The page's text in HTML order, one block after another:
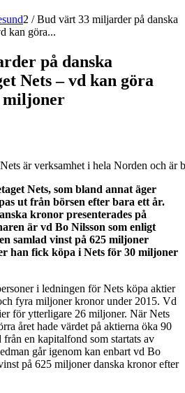
2 / Bud värt 33 miljarder på danska
kan göra...
på danska
Nets – vd kan göra
miljoner
är verksamhet i hela Norden och är
Nets, som bland annat äger
ut från börsen efter bara ett år.
kronor presenterades på
är vd Bo Nilsson som enligt
samlad vinst på 625 miljoner
han fick köpa i Nets för 30 miljoner
i ledningen för Nets köpa aktier
fyra miljoner kronor under 2015. Vd
för ytterligare 26 miljoner. När Nets
året hade värdet på aktierna öka 90
från en kapitalfond som startats av
går igenom kan enbart vd Bo
på 625 miljoner danska kronor efter